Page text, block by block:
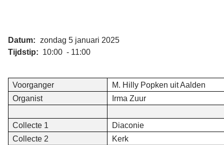
Datum: zondag 5 januari 2025
Tijdstip: 10:00 - 11:00
Voorganger
M. Hilly Popken uit Aalden
Organist
Irma Zuur
Collecte 1
Diaconie
Collecte 2
Kerk